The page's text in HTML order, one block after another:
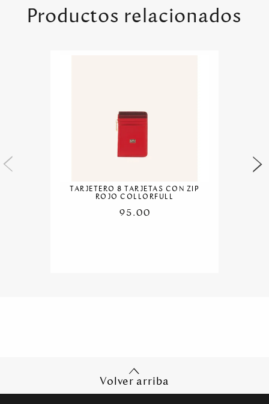
Productos relacionados
TARJETERO 8 TARJETAS CON ZIP
ROJO COLLORFULL
95.00
Volver arriba